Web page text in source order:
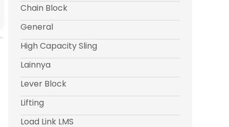
Chain Block
General
High Capacity Sling
Lainnya
Lever Block
Lifting
Load Link LMS